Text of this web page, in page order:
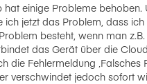
hat einige Probleme
jetzt das Problem, dass
besteht, wenn man
das Gerät über die
die Fehlermeldung ‚Falsches
verschwindet jedoch sofort